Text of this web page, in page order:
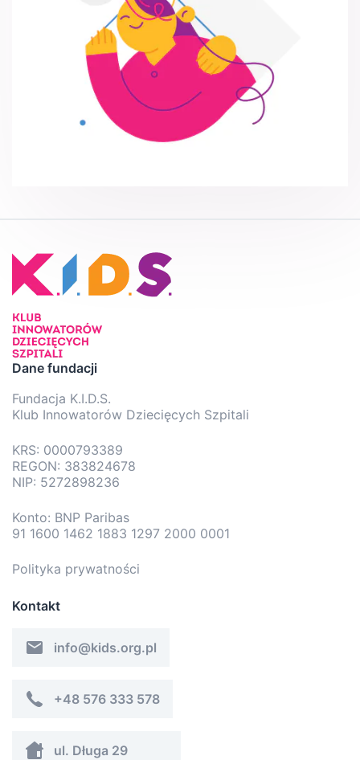
Dane fundacji
Fundacja K.I.D.S.
Klub Innowatorów Dziecięcych Szpitali
KRS: 0000793389
REGON: 383824678
NIP: 5272898236
Konto: BNP Paribas
91 1600 1462 1883 1297 2000 0001
Polityka prywatności
Kontakt
info@kids.org.pl
+48 576 333 578
ul. Długa 29